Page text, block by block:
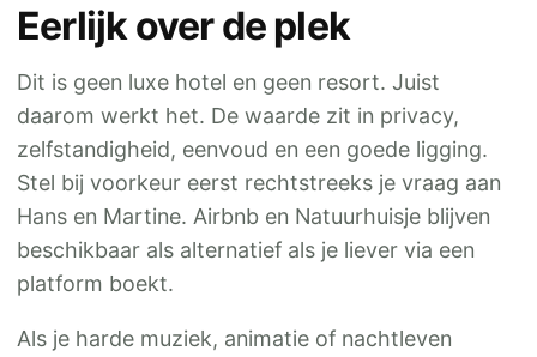
Eerlijk over de plek
Dit is geen luxe hotel en geen resort. Juist
daarom werkt het. De waarde zit in privacy,
zelfstandigheid, eenvoud en een goede ligging.
Stel bij voorkeur eerst rechtstreeks je vraag aan
Hans en Martine. Airbnb en Natuurhuisje blijven
beschikbaar als alternatief als je liever via een
platform boekt.
Als je harde muziek, animatie of nachtleven